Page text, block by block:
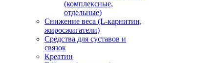
(комплексные,
отдельные)
Снижение веса (L-карнитин,
жиросжигатели)
Средства для суставов и
связок
Креатин